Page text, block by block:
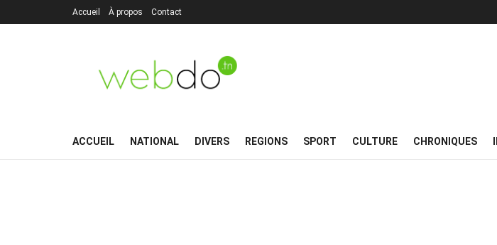
Accueil À propos Contact
ACCUEIL NATIONAL DIVERS REGIONS SPORT CULTURE CHRONIQUES